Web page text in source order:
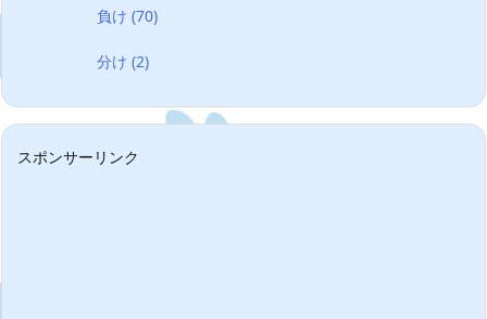
負け(70)
分け(2)
スポンサーリンク